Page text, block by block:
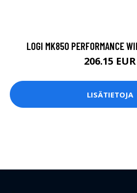
LOGI MK850 PERFORMANCE
206.15 EUR
LISÄTIETOJA